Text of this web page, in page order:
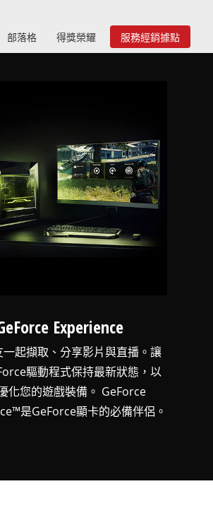
部落格 得獎榮耀 服務經銷據點
Experience
一起擷取、分享影片與直播。讓
驅動程式保持最新狀態，以
化您的遊戲裝備。 GeForce
是GeForce顯卡的必備伴侶。